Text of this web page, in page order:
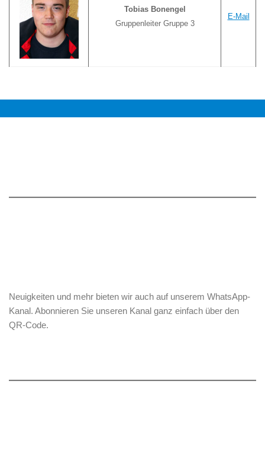
Tobias Bonengel
Gruppenleiter Gruppe 3
E-Mail
Neuigkeiten und mehr bieten wir auch auf unserem WhatsApp-
Kanal. Abonnieren Sie unseren Kanal ganz einfach über den
QR-Code.